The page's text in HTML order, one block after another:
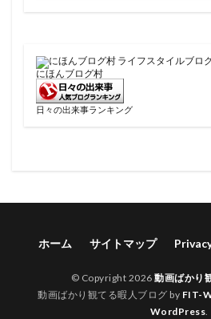
にほんブログ村
日々の出来事ランキング
ホーム サイトマップ
© Copyright 2026動画ばかり
動画ばかり観てる暇人ブログ by FIT-
WordPress